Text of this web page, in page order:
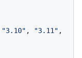
"3.10" , "3.11"